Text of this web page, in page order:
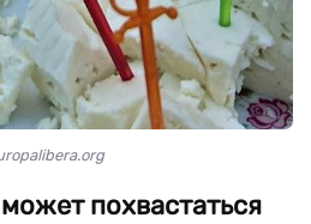
похвастаться